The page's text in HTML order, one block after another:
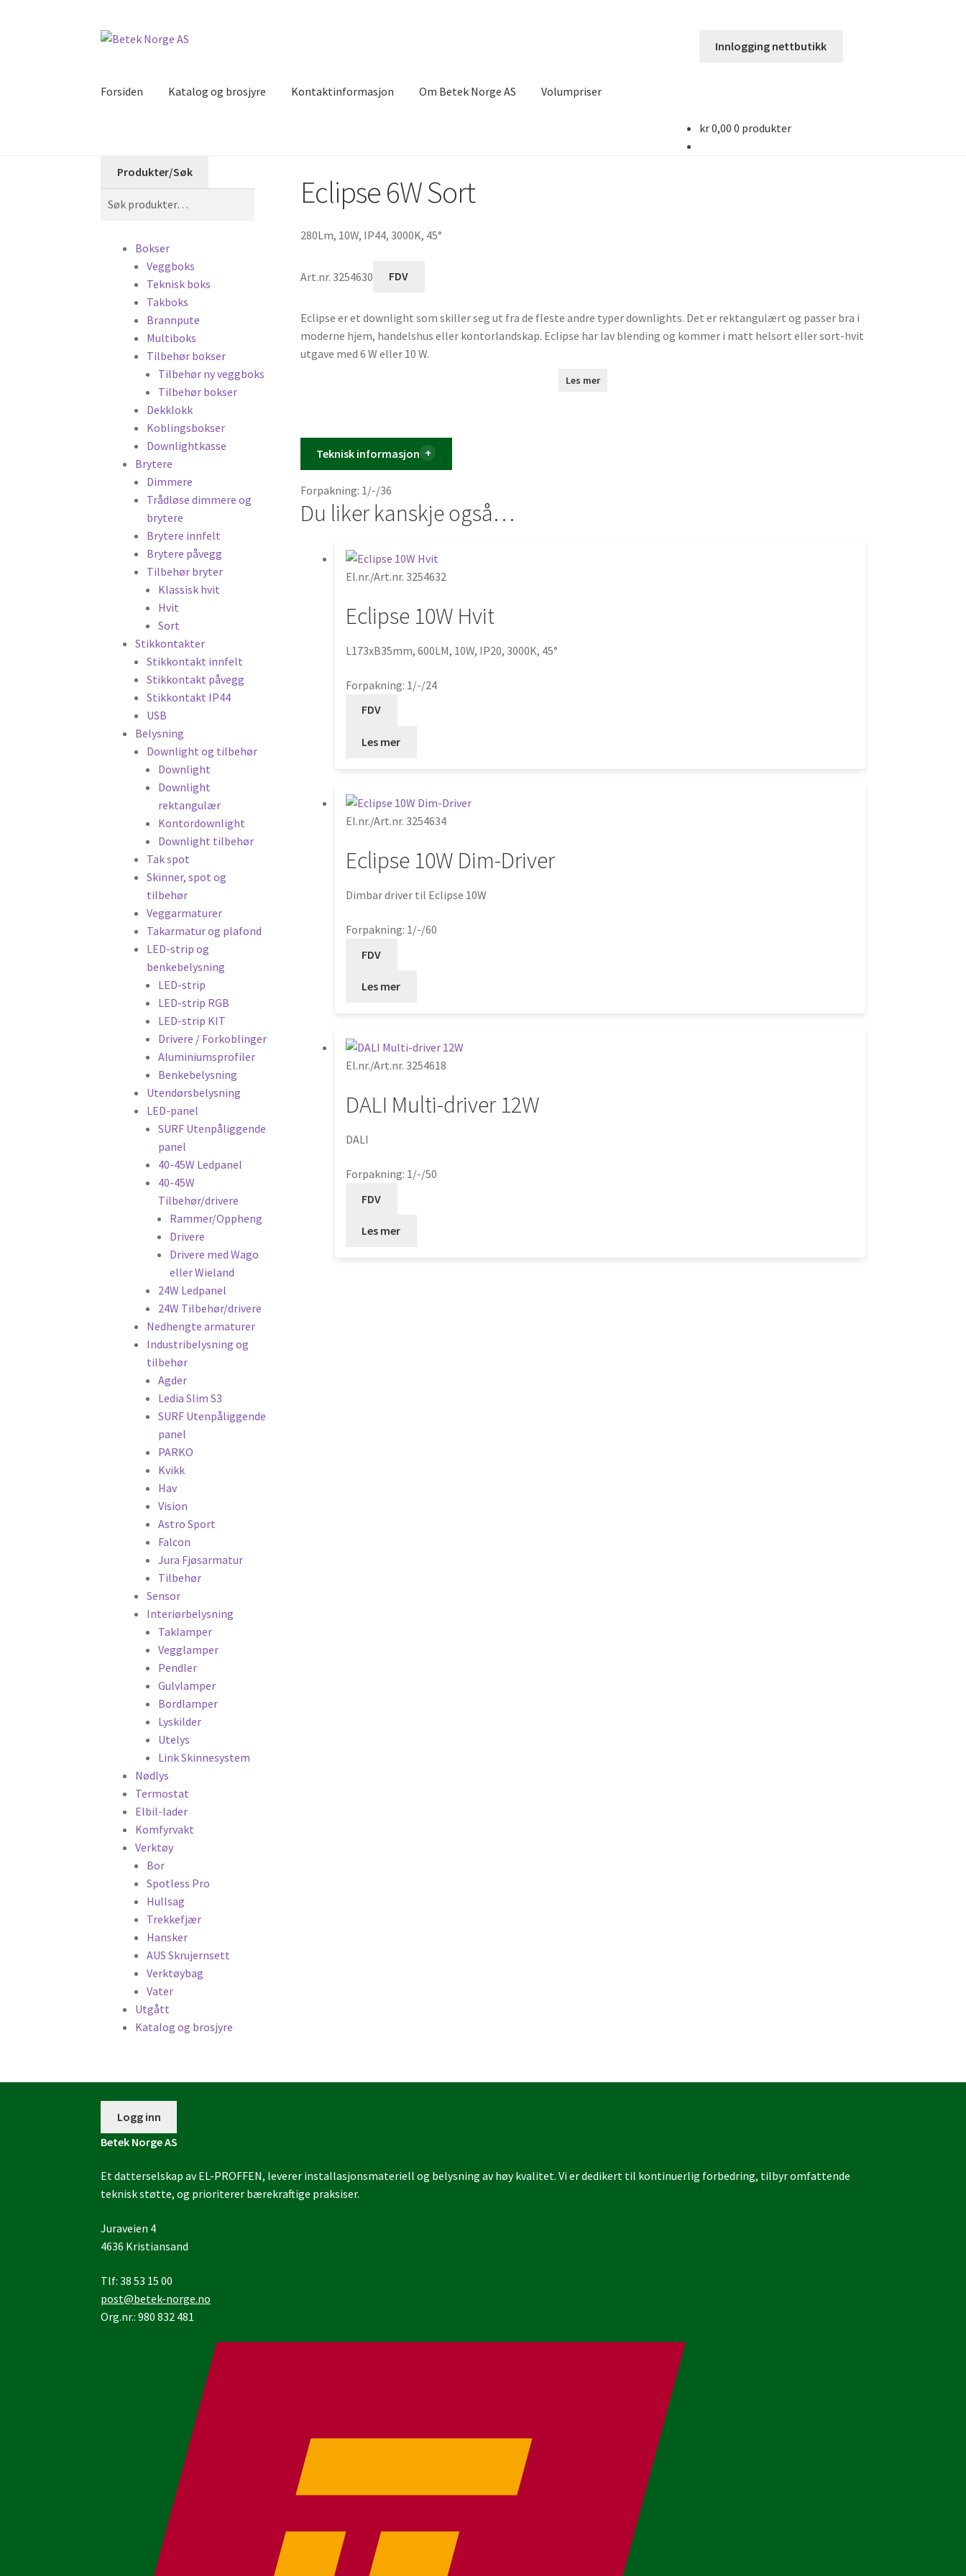
Hopp
Hopp
Innlogging nettbutikk
Forsiden Katalog og brosjyre Kontaktinformasjon Om Betek Norge AS Volumpriser
kr0,00 0 produkter
Eclipse 6W Sort
280Lm, 10W, IP44, 3000K, 45°
Art.nr. 3254630 FDV
Eclipse er et downlight som skiller seg ut fra de fleste andre typer downlights. Det er rektangulært og passer bra i
moderne hjem, handelshus eller kontorlandskap. Eclipse har lav blending og kommer i matt helsort eller sort-hvit
utgave med 6 W eller 10 W.
Les mer
Teknisk informasjon
Forpakning: 1/-/36
Du liker kanskje også…
El.nr./Art.nr. 3254632
Eclipse 10W Hvit
L173xB35mm, 600LM, 10W, IP20, 3000K, 45°
Forpakning: 1/-/24
FDV
Les mer
El.nr./Art.nr. 3254634
Eclipse 10W Dim-Driver
Dimbar driver til Eclipse 10W
Forpakning: 1/-/60
FDV
Les mer
El.nr./Art.nr. 3254618
DALI Multi-driver 12W
DALI
Forpakning: 1/-/50
FDV
Les mer
Produkter/Søk
Bokser
Veggboks
Teknisk boks
Takboks
Brannpute
Multiboks
Tilbehør bokser
Tilbehør ny veggboks
Tilbehør bokser
Dekklokk
Koblingsbokser
Downlightkasse
Brytere
Dimmere
Trådløse dimmere og
brytere
Brytere innfelt
Brytere påvegg
Tilbehør bryter
Klassisk hvit
Hvit
Sort
Stikkontakter
Stikkontakt innfelt
Stikkontakt påvegg
Stikkontakt IP44
USB
Belysning
Downlight og tilbehør
Downlight
Downlight
rektangulær
Kontordownlight
Downlight tilbehør
Tak spot
Skinner, spot og
tilbehør
Veggarmaturer
Takarmatur og plafond
LED-strip og
benkebelysning
LED-strip
LED-strip RGB
LED-strip KIT
Drivere / Forkoblinger
Aluminiumsprofiler
Benkebelysning
Utendørsbelysning
LED-panel
SURF Utenpåliggende
panel
40-45W Ledpanel
40-45W
Tilbehør/drivere
Rammer/Oppheng
Drivere
Drivere med Wago
eller Wieland
24W Ledpanel
24W Tilbehør/drivere
Nedhengte armaturer
Industribelysning og
tilbehør
Agder
Ledia Slim S3
SURF Utenpåliggende
panel
PARKO
Kvikk
Hav
Vision
Astro Sport
Falcon
Jura Fjøsarmatur
Tilbehør
Sensor
Interiørbelysning
Taklamper
Vegglamper
Pendler
Gulvlamper
Bordlamper
Lyskilder
Utelys
Link Skinnesystem
Nødlys
Termostat
Elbil-lader
Komfyrvakt
Verktøy
Bor
Spotless Pro
Hullsag
Trekkefjær
Hansker
AUS Skrujernsett
Verktøybag
Vater
Utgått
Katalog og brosjyre
Logg inn
Betek Norge AS
Et datterselskap av EL-PROFFEN, leverer installasjonsmateriell og belysning av høy kvalitet. Vi er dedikert til kontinuerlig forbedring, tilbyr omfattende
teknisk støtte, og prioriterer bærekraftige praksiser.
Juraveien 4
4636 Kristiansand
Tlf: 38 53 15 00
post@betek-norge.no
Org.nr.: 980 832 481